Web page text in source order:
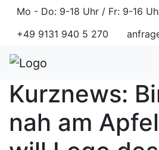
Mo - Do: 9-18 Uhr / Fr: 9-16
+49 9131 940 5 270
Kurznews:
nah am